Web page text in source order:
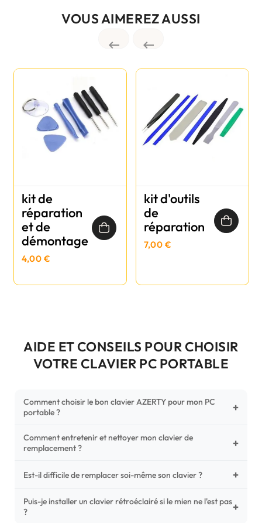
VOUS AIMEREZ AUSSI
 
kit de
réparation
et de
démontage
4,00 €
kit d'outils
de
réparation
7,00 €
AIDE ET CONSEILS POUR CHOISIR
VOTRE CLAVIER PC PORTABLE
Comment choisir le bon clavier AZERTY pour mon PC
portable ?
+
Pour ne pas vous tromper, vérifiez trois points critiques sur
votre clavier d'origine : la disposition (AZERTY Français), la
photos HD) et l'emplacement des fixations (vis ou clips) au
Comment entretenir et nettoyer mon clavier de
remplacement ?
+
Un entretien régulier prolonge la vie de vos touches.
poussières sous les mécanismes. Pour le nettoyage,
privilégiez un chiffon microfibre très légèrement humide.
Est-il difficile de remplacer soi-même son clavier ? +
C'est une réparation accessible et très économique ! La
plupart des claviers sont simplement clipsés ou maintenus
Puis-je installer un clavier rétroéclairé si le mien ne l'est pas
?
+